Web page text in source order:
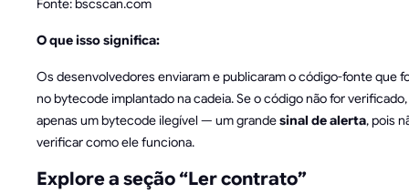
Fonte: bscscan.com
O que isso significa:
Os desenvolvedores enviaram e publicaram o código-fonte que
no bytecode implantado na cadeia. Se o código não for
apenas um bytecode ilegível — um grandesinal de alerta, pois
verificar como ele funciona.
Explore a seção “Ler contrato”